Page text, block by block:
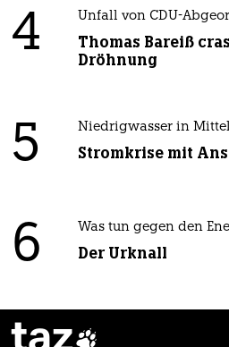
4 Unfall von CDU-
Thomas Bareiß
Dröhnung
5 Niedrigwasser in
Stromkrise mit
6 Was tun gegen den
Der Urknall
